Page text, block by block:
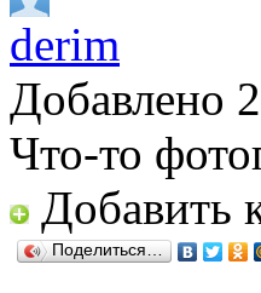
derim
Добавлено
Что-то
Добавить
Поделиться…